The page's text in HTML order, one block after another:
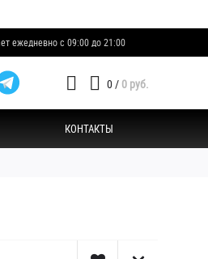
ежедневно с 09:00 до 21:00
0 / 0 руб.
КОНТАКТЫ